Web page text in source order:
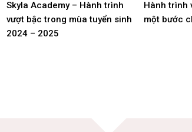
Skyla Academy – Hành trình
vượt bậc trong mùa tuyển sinh
2024 – 2025
Hành trình
một bước